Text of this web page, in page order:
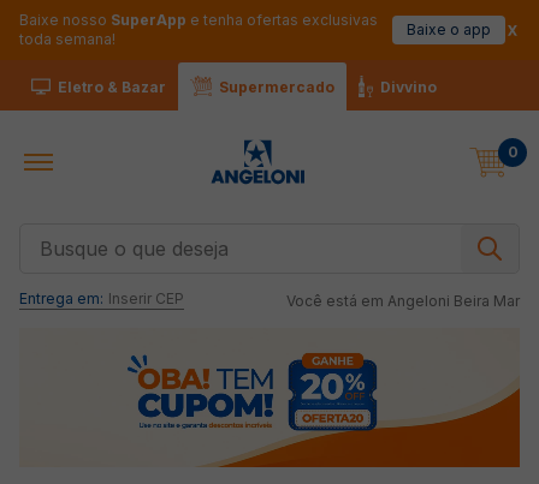
Baixe nosso SuperApp e tenha ofertas exclusivas
toda semana!
Baixe o app
Eletro & Bazar Supermercado Divvino
0
Você está em Angeloni Beira Mar
Entrega em: Inserir CEP